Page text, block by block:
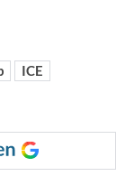
ICE